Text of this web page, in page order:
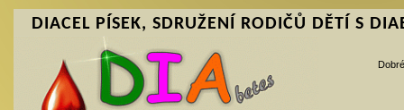
DIACEL PÍSEK, SDRUŽENÍ RODIČŮ DĚTÍ S